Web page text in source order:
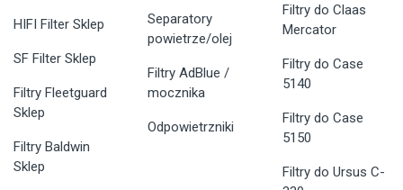
HIFI Filter Sklep
SF Filter Sklep
Filtry Fleetguard
Sklep
Filtry Baldwin
Sklep
Separatory
powietrze/olej
Filtry AdBlue /
mocznika
Odpowietrzniki
Filtry do Claas
Mercator
Filtry do Case
5140
Filtry do Case
5150
Filtry do Ursus C-